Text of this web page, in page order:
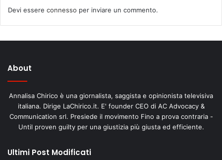
Devi essere connesso per inviare un commento.
About
Annalisa Chirico è una giornalista, saggista e opinionista televisiva
italiana. Dirige LaChirico.it. E' founder CEO di AC Advocacy &
Communication srl. Presiede il movimento Fino a prova contraria -
Until proven guilty per una giustizia più giusta ed efficiente.
Ultimi Post Modificati